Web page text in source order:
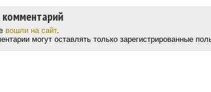
вошли на сайт.
могут оставлять только зарегистрированные